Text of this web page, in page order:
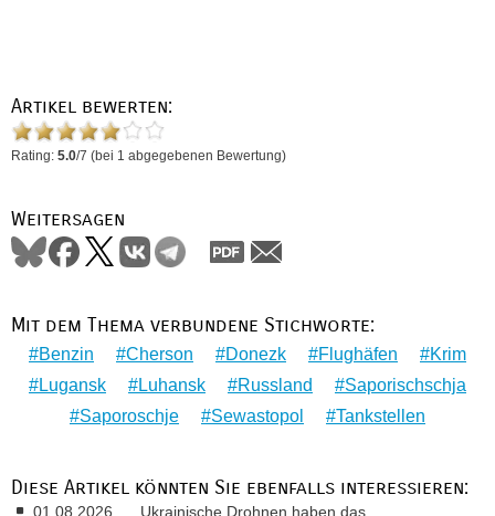
Artikel bewerten:
Rating: 5.0/7 (bei 1 abgegebenen Bewertung)
Weitersagen
Mit dem Thema verbundene Stichworte:
Benzin Cherson Donezk Flughäfen
Krim
Lugansk
Luhansk Russland
Saporischschja
Saporoschje
Sewastopol Tankstellen
Diese Artikel könnten Sie ebenfalls interessieren:
01.08.2026 Ukrainische Drohnen haben das